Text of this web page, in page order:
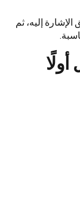
إليه، ثم